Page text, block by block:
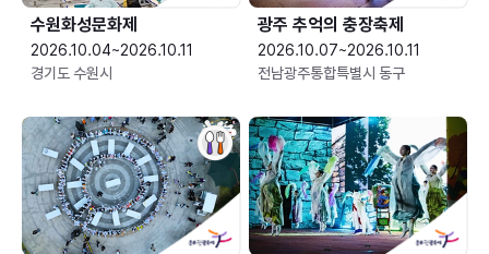
수원화성문화제
2026.10.04~2026.10.11
경기도 수원시
광주 추억의 충장축제
2026.10.07~2026.10.11
전남광주통합특별시 동구